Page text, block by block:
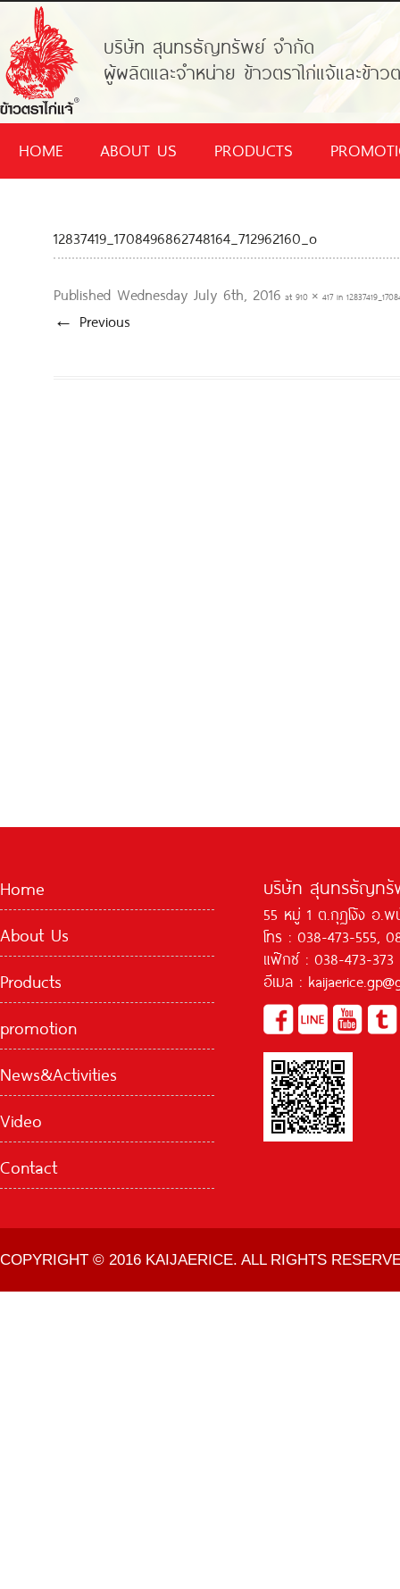
บริษัท สุนทรธัญทรัพย์ จำกัด
ผู้ผลิตและจำหน่าย ข้าวตราไก่แจ้และข้าวต
HOME ABOUT US PRODUCTS
12837419_1708496862748164_712962160_o
Published Wednesday July 6th, 2016 at 910 × 417in
← Previous
Home
About Us
Products
promotion
News&Activities
Video
Contact
บริษัท สุนทรธัญทรั
55 หมู่ 1 ต.กุฏโง้ง อ.
โทร : 038-473-555,
แฟ๊กซ์ : 038-473-373
อีเมล :
COPYRIGHT © 2016 KAIJAERICE. ALL RIGHTS